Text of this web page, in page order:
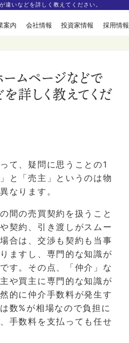
いなどを詳しく教えてください。
案内 会社情報 投資家情報 採用情報
ムページなどで
詳しく教えてくだ
て、疑問に思うことの1
と「売主」というのは物
なります。
間の売買契約を扱うこと
契約、引き渡しがスムー
合は、交渉も契約も当事
ますし、専門的な知識が
す。その点、「仲介」な
や買主に専門的な知識が
的に仲介手数料が発生す
数% が相場なので負担に
手数料を支払っても任せ